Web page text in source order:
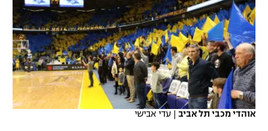
VOD
רץ ברשת
נבחרת ישראל
מכבי חיפה
בית"ר ירושלים
מכבי תל אביב
ליגה ספרדית
ליגה איטלקית
ליגה צרפתית
ליגה הולנדית
כדורסל נשים
מכבי תל אביב
הפועל חולון
הפועל ירושלים
יורוליג
יורוקאפ
טניס
כדוריד
כדורעף
שחייה
אוהדי מכבי תל אביב | עדי אבישי